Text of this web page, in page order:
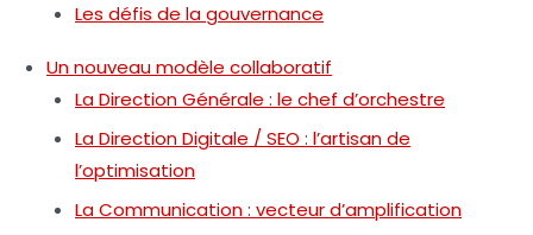
Les défis de la gouvernance
Un nouveau modèle collaboratif
La Direction Générale : le chef d’orchestre
La Direction Digitale / SEO : l’artisan de
l’optimisation
La Communication : vecteur d’amplification